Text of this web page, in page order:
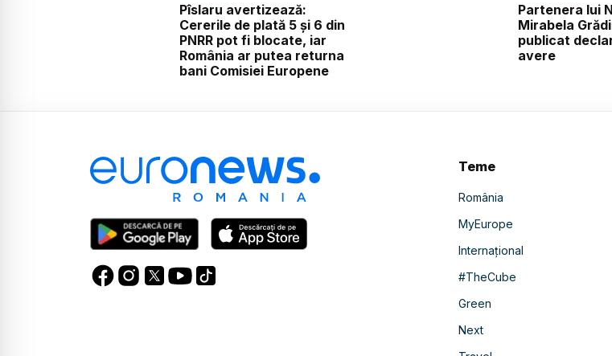
Pîslaru avertizează:
Cererile de plată 5 și 6 din
PNRR pot fi blocate, iar
România ar putea returna
bani Comisiei Europene
Partenera lui
Mirabela
publicat
avere
Teme
România
MyEurope
Internațional
#TheCube
Green
Next